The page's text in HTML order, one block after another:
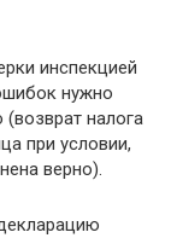
инспекцией
нужно
налога
при условии,
верно).